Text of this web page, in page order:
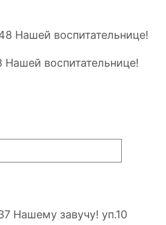
воспитательнице!